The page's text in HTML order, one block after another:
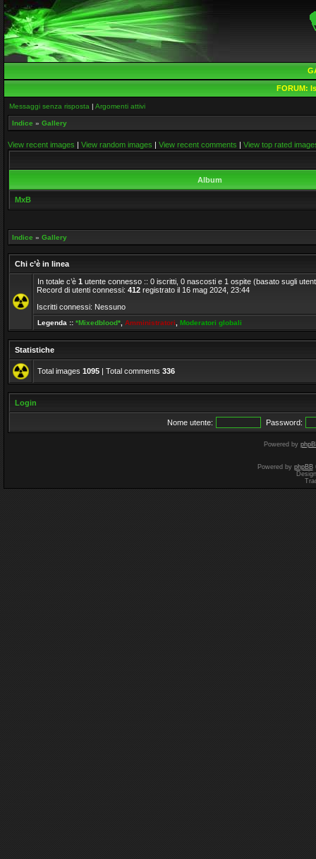
FORUM:
Messaggi senza risposta | Argomenti attivi
Indice » Gallery
View recent images | View random images | View recent comments | View top rated
Album
MxB
Indice » Gallery
Chi c’è in linea
In totale c’è 1 utente connesso :: 0 iscritti, 0 nascosti e 1 ospite (basato sugli
Record di utenti connessi: 412 registrato il 16 mag 2024, 23:44
Iscritti connessi: Nessuno
Legenda :: *Mixedblood* Amministratori Moderatori globali
Statistiche
Total images 1095 | Total comments 336
Login
Nome utente: Password:
Powered by
Powered by phpBB